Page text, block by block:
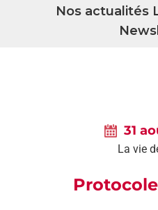
31
La vie
Nos actualités